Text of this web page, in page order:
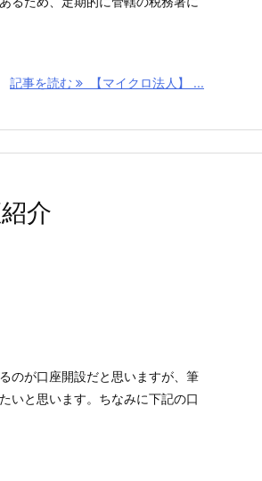
記事を読む 【マイクロ法人】 ...
介
のが口座開設だと思いますが、筆
いと思います。ちなみに下記の口